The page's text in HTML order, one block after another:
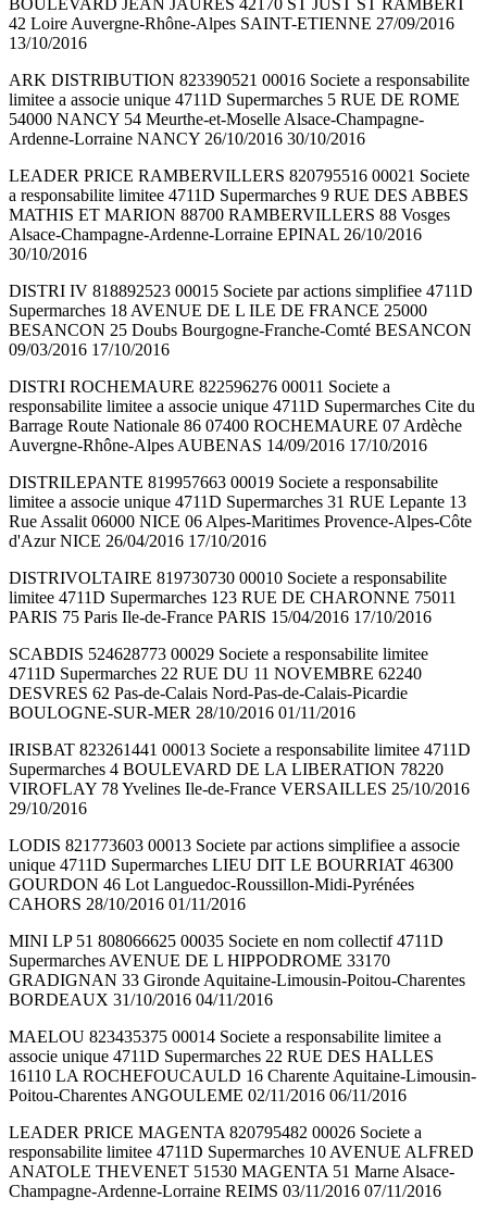
BOULEVARD JEAN JAURES 42170 ST JUST ST RAMBERT
42 Loire Auvergne-Rhône-Alpes SAINT-ETIENNE 27/09/2016
13/10/2016
ARK DISTRIBUTION 823390521 00016 Societe a responsabilite
limitee a associe unique 4711D Supermarches 5 RUE DE ROME
54000 NANCY 54 Meurthe-et-Moselle Alsace-Champagne-
Ardenne-Lorraine NANCY 26/10/2016 30/10/2016
LEADER PRICE RAMBERVILLERS 820795516 00021 Societe
a responsabilite limitee 4711D Supermarches 9 RUE DES ABBES
MATHIS ET MARION 88700 RAMBERVILLERS 88 Vosges
Alsace-Champagne-Ardenne-Lorraine EPINAL 26/10/2016
30/10/2016
DISTRI IV 818892523 00015 Societe par actions simplifiee 4711D
Supermarches 18 AVENUE DE L ILE DE FRANCE 25000
BESANCON 25 Doubs Bourgogne-Franche-Comté BESANCON
09/03/2016 17/10/2016
DISTRI ROCHEMAURE 822596276 00011 Societe a
responsabilite limitee a associe unique 4711D Supermarches Cite du
Barrage Route Nationale 86 07400 ROCHEMAURE 07 Ardèche
Auvergne-Rhône-Alpes AUBENAS 14/09/2016 17/10/2016
DISTRILEPANTE 819957663 00019 Societe a responsabilite
limitee a associe unique 4711D Supermarches 31 RUE Lepante 13
Rue Assalit 06000 NICE 06 Alpes-Maritimes Provence-Alpes-Côte
d'Azur NICE 26/04/2016 17/10/2016
DISTRIVOLTAIRE 819730730 00010 Societe a responsabilite
limitee 4711D Supermarches 123 RUE DE CHARONNE 75011
PARIS 75 Paris Ile-de-France PARIS 15/04/2016 17/10/2016
SCABDIS 524628773 00029 Societe a responsabilite limitee
4711D Supermarches 22 RUE DU 11 NOVEMBRE 62240
DESVRES 62 Pas-de-Calais Nord-Pas-de-Calais-Picardie
BOULOGNE-SUR-MER 28/10/2016 01/11/2016
IRISBAT 823261441 00013 Societe a responsabilite limitee 4711D
Supermarches 4 BOULEVARD DE LA LIBERATION 78220
VIROFLAY 78 Yvelines Ile-de-France VERSAILLES 25/10/2016
29/10/2016
LODIS 821773603 00013 Societe par actions simplifiee a associe
unique 4711D Supermarches LIEU DIT LE BOURRIAT 46300
GOURDON 46 Lot Languedoc-Roussillon-Midi-Pyrénées
CAHORS 28/10/2016 01/11/2016
MINI LP 51 808066625 00035 Societe en nom collectif 4711D
Supermarches AVENUE DE L HIPPODROME 33170
GRADIGNAN 33 Gironde Aquitaine-Limousin-Poitou-Charentes
BORDEAUX 31/10/2016 04/11/2016
MAELOU 823435375 00014 Societe a responsabilite limitee a
associe unique 4711D Supermarches 22 RUE DES HALLES
16110 LA ROCHEFOUCAULD 16 Charente Aquitaine-Limousin-
Poitou-Charentes ANGOULEME 02/11/2016 06/11/2016
LEADER PRICE MAGENTA 820795482 00026 Societe a
responsabilite limitee 4711D Supermarches 10 AVENUE ALFRED
ANATOLE THEVENET 51530 MAGENTA 51 Marne Alsace-
Champagne-Ardenne-Lorraine REIMS 03/11/2016 07/11/2016